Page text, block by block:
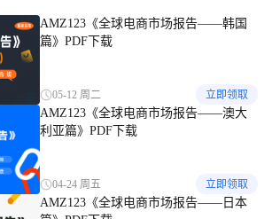
AMZ123《全球电商市场报告——韩国
篇》PDF下载
05-12 周二 立即领取
AMZ123《全球电商市场报告——澳大
利亚篇》PDF下载
04-24 周五 立即领取
AMZ123《全球电商市场报告——日本